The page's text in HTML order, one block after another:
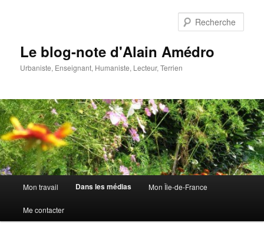
Le blog-note d'Alain Amédro
Urbaniste, Enseignant, Humaniste, Lecteur, Terrien
principal
Mon travail Dans les médias Mon Île-de-France
Me contacter